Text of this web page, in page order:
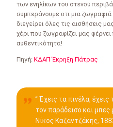
των ενηλίκων του στενού
συμπεράνουμε οτι μια ζωγραφιά
διεγείρει όλες τις αισθήσεις
χέρι που ζωγραφίζει μας φέρνει
αυθεντικότητα!
Πηγή: ΚΔΑΠ Έκρηξη Πάτρας
” Έχεις τα πινέλα,
τον παράδεισο και μπες
Νίκος Καζαντζάκης,